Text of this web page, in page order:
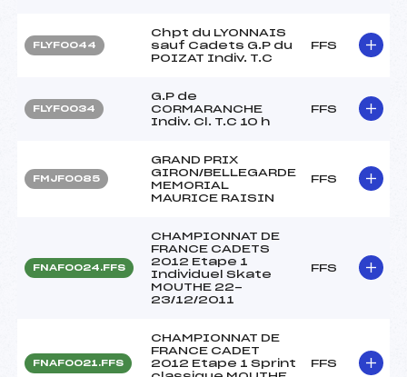
FLYF0044
Chpt du LYONNAIS
sauf Cadets G.P du
POIZAT Indiv. T.C
FFS
FLYF0034
G.P de
CORMARANCHE
Indiv. Cl. T.C 10 h
FFS
FMJF0085
GRAND PRIX
GIRON/BELLEGARDE
MEMORIAL
MAURICE RAISIN
FFS
FNAF0024.FFS
CHAMPIONNAT DE
FRANCE CADETS
2012 Etape 1
Individuel Skate
MOUTHE 22-
23/12/2011
FFS
FNAF0021.FFS
CHAMPIONNAT DE
FRANCE CADET
2012 Etape 1 Sprint
FFS